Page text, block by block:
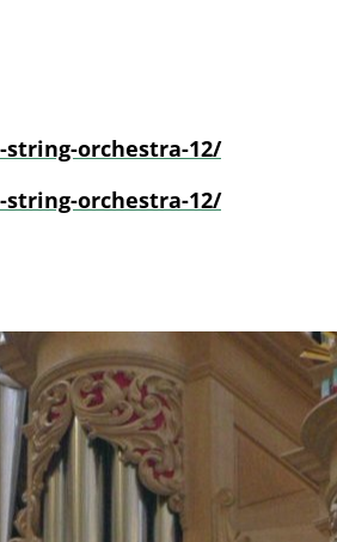
orchestra-12/
orchestra-12/